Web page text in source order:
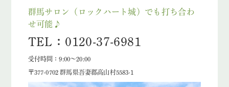
群馬サロン（ロックハート城）でも打ち合わ
せ可能♪
TEL：0120-37-6981
受付時間：9:00～20:00
〒377-0702 群馬県吾妻郡高山村5583-1